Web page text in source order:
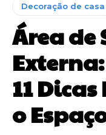
Decoração de casa
Área de
11
o